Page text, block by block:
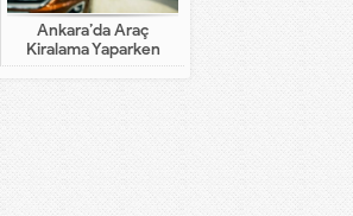
Ankara’da Araç
Kiralama Yaparken
Dikkat Edilecekler